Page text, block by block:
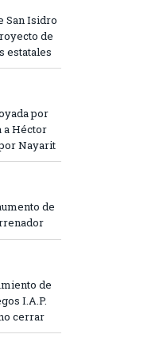
San Isidro
de
estatales
por
a Héctor
Nayarit
de
de
I.A.P.
cerrar